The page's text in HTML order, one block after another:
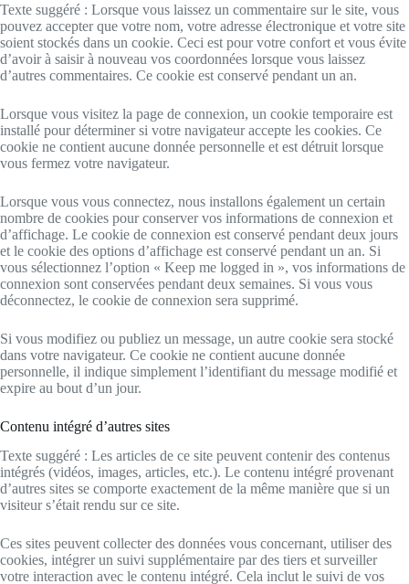
Texte suggéré : Lorsque vous laissez un commentaire sur le site, vous
pouvez accepter que votre nom, votre adresse électronique et votre site
soient stockés dans un cookie. Ceci est pour votre confort et vous évite
d’avoir à saisir à nouveau vos coordonnées lorsque vous laissez
d’autres commentaires. Ce cookie est conservé pendant un an.
Lorsque vous visitez la page de connexion, un cookie temporaire est
installé pour déterminer si votre navigateur accepte les cookies. Ce
cookie ne contient aucune donnée personnelle et est détruit lorsque
vous fermez votre navigateur.
Lorsque vous vous connectez, nous installons également un certain
nombre de cookies pour conserver vos informations de connexion et
d’affichage. Le cookie de connexion est conservé pendant deux jours
et le cookie des options d’affichage est conservé pendant un an. Si
vous sélectionnez l’option « Keep me logged in », vos informations de
connexion sont conservées pendant deux semaines. Si vous vous
déconnectez, le cookie de connexion sera supprimé.
Si vous modifiez ou publiez un message, un autre cookie sera stocké
dans votre navigateur. Ce cookie ne contient aucune donnée
personnelle, il indique simplement l’identifiant du message modifié et
expire au bout d’un jour.
Contenu intégré d’autres sites
Texte suggéré : Les articles de ce site peuvent contenir des contenus
intégrés (vidéos, images, articles, etc.). Le contenu intégré provenant
d’autres sites se comporte exactement de la même manière que si un
visiteur s’était rendu sur ce site.
Ces sites peuvent collecter des données vous concernant, utiliser des
cookies, intégrer un suivi supplémentaire par des tiers et surveiller
votre interaction avec le contenu intégré. Cela inclut le suivi de vos